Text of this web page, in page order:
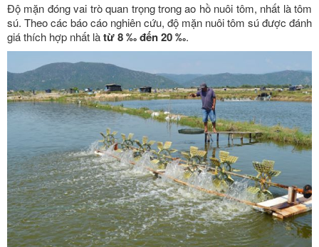
Độ mặn đóng vai trò quan trọng trong ao hồ nuôi tôm, nhất là tôm
sú. Theo các báo cáo nghiên cứu, độ mặn nuôi tôm sú được đánh
giá thích hợp nhất làtừ 8 ‰ đến 20 ‰.